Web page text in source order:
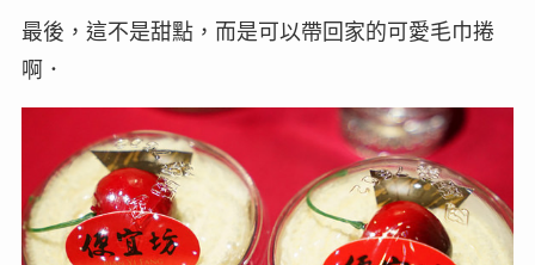
最後，這不是甜點，而是可以帶回家的可愛毛巾捲
啊．